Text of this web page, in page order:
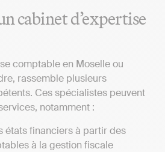
cabinet d’expertise
comptable en Moselle ou
rassemble plusieurs
Ces spécialistes peuvent
notamment :
états financiers à partir des
à la gestion fiscale